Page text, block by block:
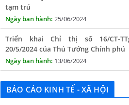
Triển khai Chỉ thị số 16/CT-
20/5/2024 của Thủ Tướng Chính phủ
13/06/2024
Tăng cường lãnh đạo, chỉ đạo
13/06/2024
BÁO CÁO KINH TẾ - XÃ HỘI